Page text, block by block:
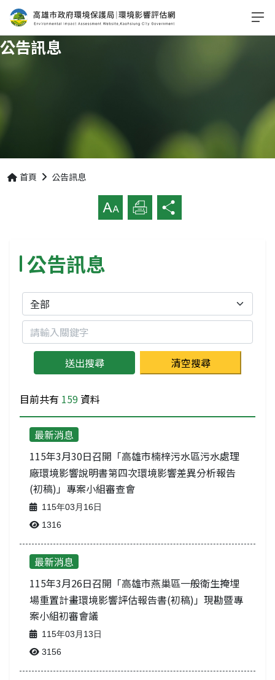
公告訊息
首頁 公告訊息
放大字級列印 分享
公告訊息
分類
關鍵字
目前共有 159 資料
最新消息
115年3月30日召開「高雄市楠梓污水區污水處理
廠環境影響說明書第四次環境影響差異分析報告
(初稿)」專案小組審查會
115年03月16日
1316
最新消息
115年3月26日召開「高雄市燕巢區一般衛生掩埋
場重置計畫環境影響評估報告書(初稿)」現勘暨專
案小組初審會議
115年03月13日
3156